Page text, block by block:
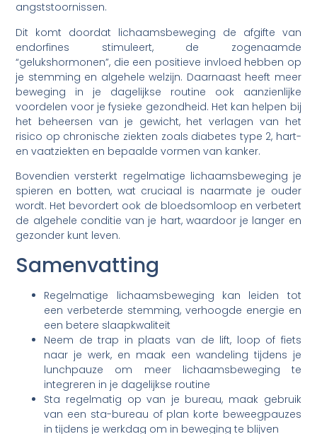
angststoornissen.
Dit komt doordat lichaamsbeweging de afgifte van
endorfines stimuleert, de zogenaamde
“gelukshormonen”, die een positieve invloed hebben op
je stemming en algehele welzijn. Daarnaast heeft meer
beweging in je dagelijkse routine ook aanzienlijke
voordelen voor je fysieke gezondheid. Het kan helpen bij
het beheersen van je gewicht, het verlagen van het
risico op chronische ziekten zoals diabetes type 2, hart-
en vaatziekten en bepaalde vormen van kanker.
Bovendien versterkt regelmatige lichaamsbeweging je
spieren en botten, wat cruciaal is naarmate je ouder
wordt. Het bevordert ook de bloedsomloop en verbetert
de algehele conditie van je hart, waardoor je langer en
gezonder kunt leven.
Samenvatting
Regelmatige lichaamsbeweging kan leiden tot
een verbeterde stemming, verhoogde energie en
een betere slaapkwaliteit
Neem de trap in plaats van de lift, loop of fiets
naar je werk, en maak een wandeling tijdens je
lunchpauze om meer lichaamsbeweging te
integreren in je dagelijkse routine
Sta regelmatig op van je bureau, maak gebruik
van een sta-bureau of plan korte beweegpauzes
in tijdens je werkdag om in beweging te blijven